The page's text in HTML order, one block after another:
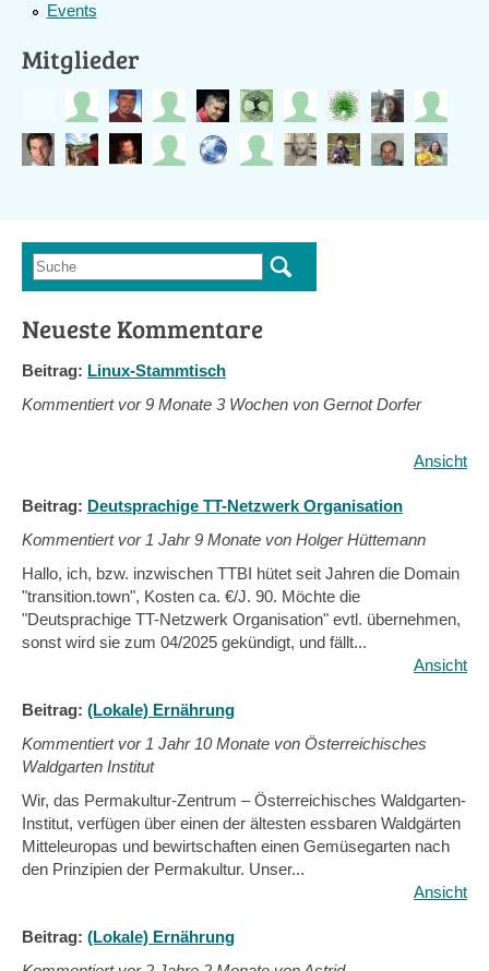
Events
Mitglieder
Suchformular
Suche
Neueste Kommentare
Beitrag: Linux-Stammtisch
Kommentiert vor9 Monate 3 Wochen von Gernot Dorfer
Ansicht
Beitrag: Deutsprachige TT-Netzwerk Organisation
Kommentiert vor 1 Jahr 9 Monate von Holger Hüttemann
Hallo, ich, bzw. inzwischen TTBI hütet seit Jahren die Domain
"transition.town", Kosten ca. €/J. 90. Möchte die
"Deutsprachige TT-Netzwerk Organisation" evtl. übernehmen,
sonst wird sie zum 04/2025 gekündigt, und fällt...
Ansicht
Beitrag: (Lokale) Ernährung
Kommentiert vor 1 Jahr 10 Monate von Österreichisches
Waldgarten Institut
Wir, das Permakultur-Zentrum – Österreichisches Waldgarten-
Institut, verfügen über einen der ältesten essbaren Waldgärten
Mitteleuropas und bewirtschaften einen Gemüsegarten nach
den Prinzipien der Permakultur. Unser...
Ansicht
Beitrag: (Lokale) Ernährung